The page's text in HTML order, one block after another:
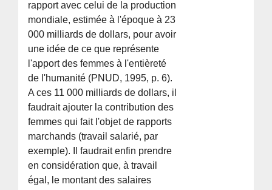
rapport avec celui de la production
mondiale, estimée à l'époque à 23
000 milliards de dollars, pour avoir
une idée de ce que représente
l'apport des femmes à l'entièreté
de l'humanité (PNUD, 1995, p. 6).
A ces 11 000 milliards de dollars, il
faudrait ajouter la contribution des
femmes qui fait l'objet de rapports
marchands (travail salarié, par
exemple). Il faudrait enfin prendre
en considération que, à travail
égal, le montant des salaires